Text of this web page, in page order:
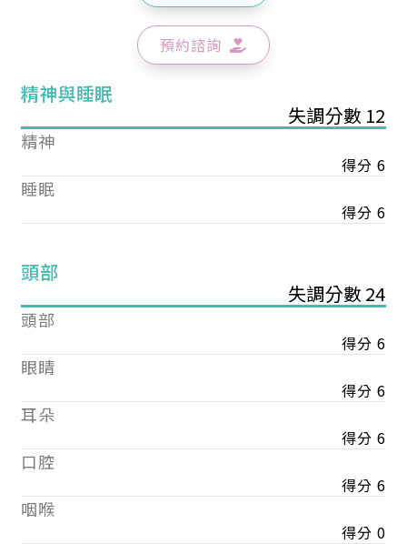
預約諮詢
精神與睡眠
失調分數 12
精神
得分 6
睡眠
得分 6
頭部
失調分數 24
頭部
得分 6
眼睛
得分 6
耳朵
得分 6
口腔
得分 6
咽喉
得分 0